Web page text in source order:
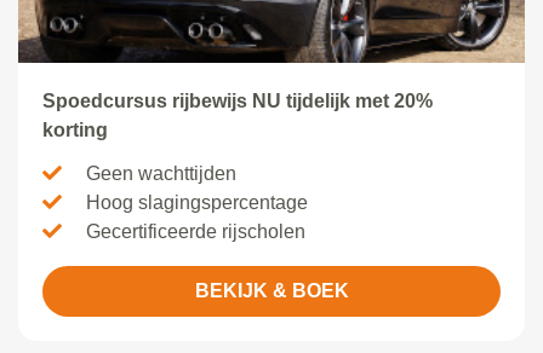
Spoedcursus rijbewijs NU tijdelijk met 20%
korting
Geen wachttijden
Hoog slagingspercentage
Gecertificeerde rijscholen
BEKIJK & BOEK